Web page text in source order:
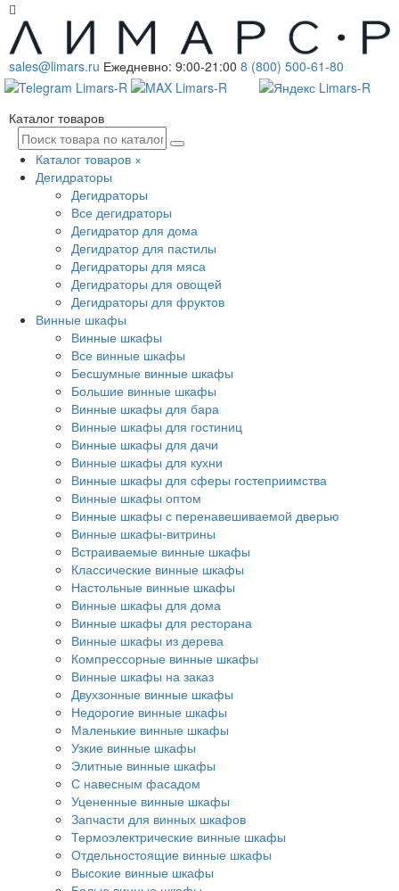
sales@limars.ru Ежедневно: 9:00-21:00 8 (800) 500-61-80
Каталог товаров
Каталог товаров ×
Дегидраторы
Дегидраторы
Все дегидраторы
Дегидратор для дома
Дегидратор для пастилы
Дегидраторы для мяса
Дегидраторы для овощей
Дегидраторы для фруктов
Винные шкафы
Винные шкафы
Все винные шкафы
Бесшумные винные шкафы
Большие винные шкафы
Винные шкафы для бара
Винные шкафы для гостиниц
Винные шкафы для дачи
Винные шкафы для кухни
Винные шкафы для сферы гостеприимства
Винные шкафы оптом
Винные шкафы с перенавешиваемой дверью
Винные шкафы-витрины
Встраиваемые винные шкафы
Классические винные шкафы
Настольные винные шкафы
Винные шкафы для дома
Винные шкафы для ресторана
Винные шкафы из дерева
Компрессорные винные шкафы
Винные шкафы на заказ
Двухзонные винные шкафы
Недорогие винные шкафы
Маленькие винные шкафы
Узкие винные шкафы
Элитные винные шкафы
С навесным фасадом
Уцененные винные шкафы
Запчасти для винных шкафов
Термоэлектрические винные шкафы
Отдельностоящие винные шкафы
Высокие винные шкафы